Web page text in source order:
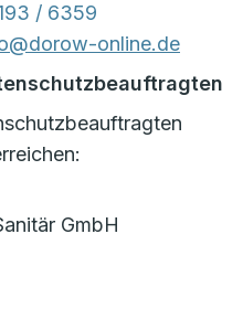
/ 6359
online.de
GmbH